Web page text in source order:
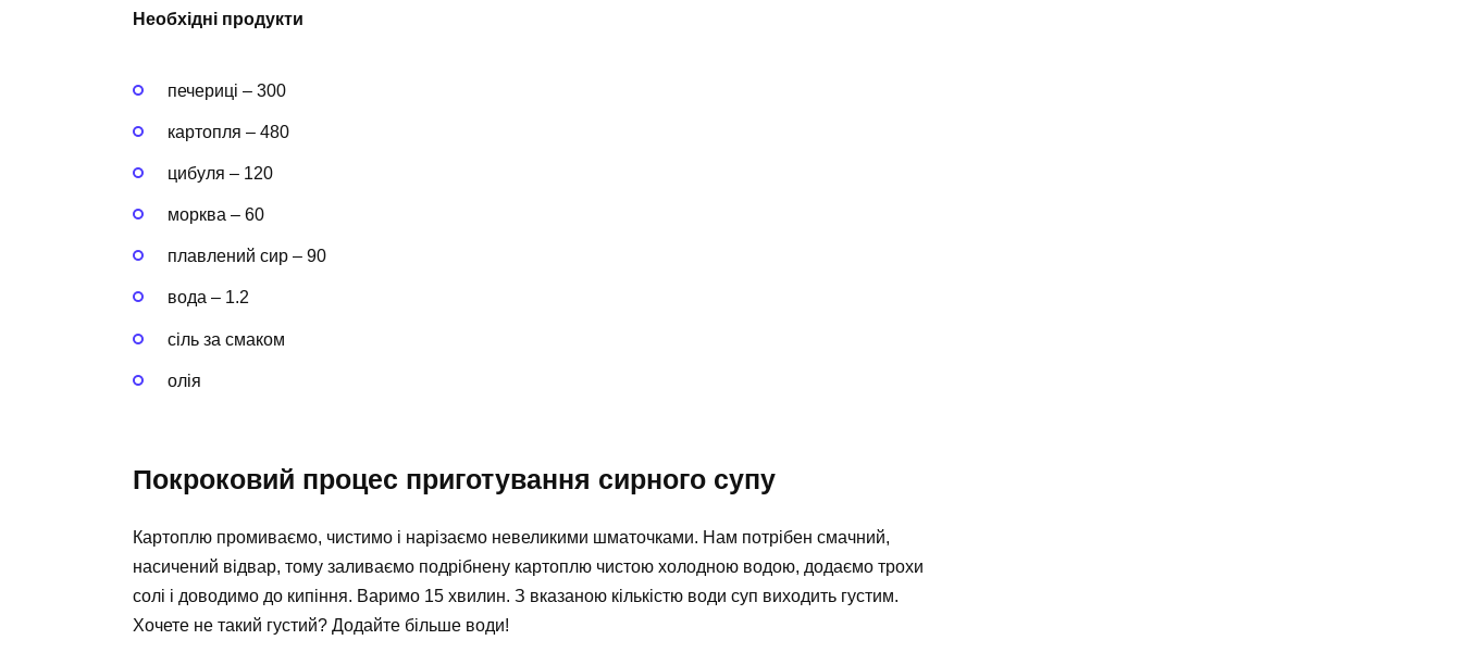
Необхідні продукти
печериці – 300
картопля – 480
цибуля – 120
морква – 60
плавлений сир – 90
вода – 1.2
сіль за смаком
олія
Покроковий процес приготування сирного супу
Картоплю промиваємо, чистимо і нарізаємо невеликими шматочками. Нам потрібен смачний,
насичений відвар, тому заливаємо подрібнену картоплю чистою холодною водою, додаємо трохи
солі і доводимо до кипіння. Варимо 15 хвилин. З вказаною кількістю води суп виходить густим.
Хочете не такий густий? Додайте більше води!